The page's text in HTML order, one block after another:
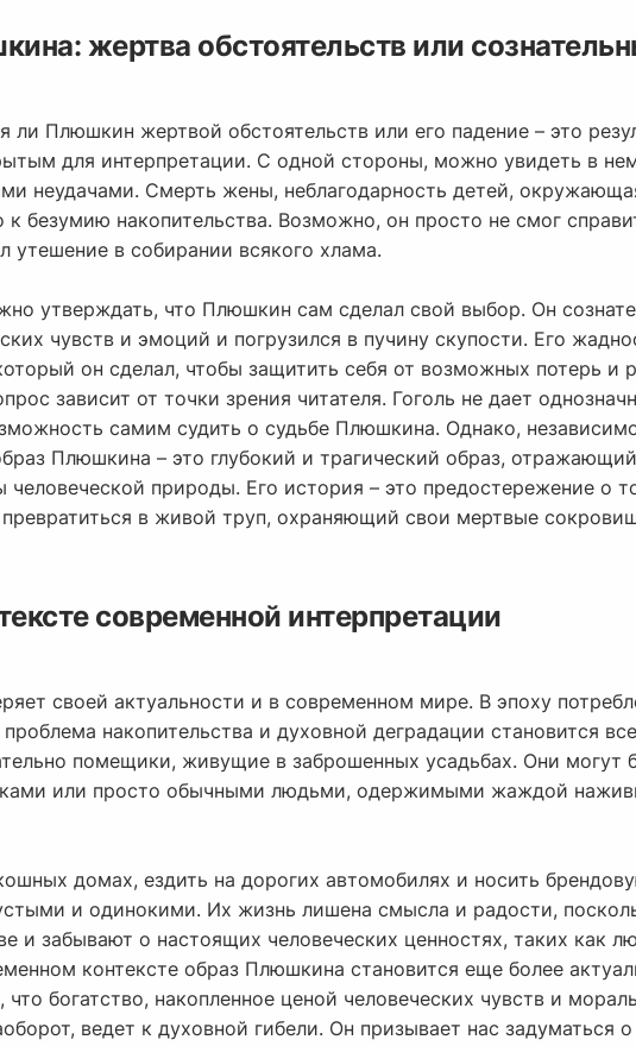
жертва обстоятельств или
ли Плюшкин жертвой обстоятельств или его падение – это
для интерпретации. С одной стороны, можно увидеть в
неудачами. Смерть жены, неблагодарность детей,
к безумию накопительства. Возможно, он просто не смог
утешение в собирании всякого хлама.
утверждать, что Плюшкин сам сделал свой выбор. Он
чувств и эмоций и погрузился в пучину скупости. Его
он сделал, чтобы защитить себя от возможных потерь и
зависит от точки зрения читателя. Гоголь не дает
самим судить о судьбе Плюшкина. Однако,
Плюшкина – это глубокий и трагический образ,
человеческой природы. Его история – это предостережение о
в живой труп, охраняющий свои мертвые
современной интерпретации
своей актуальности и в современном мире. В эпоху
проблема накопительства и духовной деградации становится
помещики, живущие в заброшенных усадьбах. Они могут
или просто обычными людьми, одержимыми жаждой
домах, ездить на дорогих автомобилях и носить
и одинокими. Их жизнь лишена смысла и радости,
и забывают о настоящих человеческих ценностях, таких как
контексте образ Плюшкина становится еще более
богатство, накопленное ценой человеческих чувств и
ведет к духовной гибели. Он призывает нас